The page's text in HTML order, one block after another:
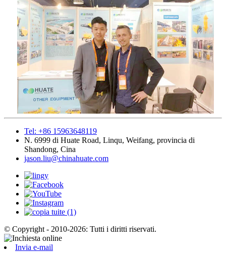
Tel: +86 15963648119
N. 6999 di Huate Road, Linqu, Weifang, provincia di
Shandong, Cina
jason.liu@chinahuate.com
© Copyright - 2010-2026: Tutti i diritti riservati.
Invia e-mail